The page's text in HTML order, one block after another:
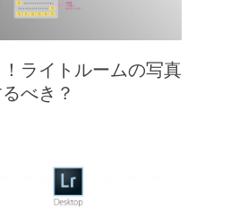
ライトルームの写真
べき？